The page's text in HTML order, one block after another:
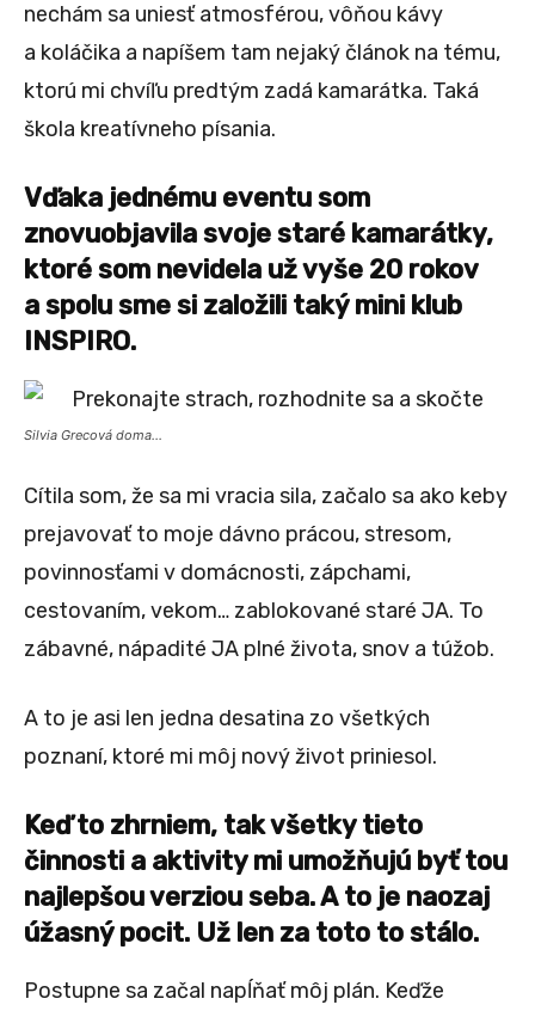
nechám sa uniesť atmosférou, vôňou kávy
a koláčika a napíšem tam nejaký článok na tému,
ktorú mi chvíľu predtým zadá kamarátka. Taká
škola kreatívneho písania.
Vďaka jednému eventu som
znovuobjavila svoje staré kamarátky,
ktoré som nevidela už vyše 20 rokov
a spolu sme si založili taký mini klub
INSPIRO.
Silvia Grecová doma…
Cítila som, že sa mi vracia sila, začalo sa ako keby
prejavovať to moje dávno prácou, stresom,
povinnosťami v domácnosti, zápchami,
cestovaním, vekom… zablokované staré JA. To
zábavné, nápadité JA plné života, snov a túžob.
A to je asi len jedna desatina zo všetkých
poznaní, ktoré mi môj nový život priniesol.
Keď to zhrniem, tak všetky tieto
činnosti a aktivity mi umožňujú byť tou
najlepšou verziou seba. A to je naozaj
úžasný pocit. Už len za toto to stálo.
Postupne sa začal napĺňať môj plán. Keďže